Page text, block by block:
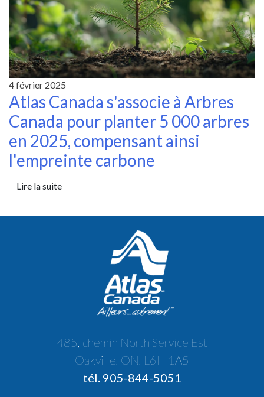
4 février 2025
Atlas Canada s'associe à Arbres
Canada pour planter 5 000 arbres
en 2025, compensant ainsi
l'empreinte carbone
Lire la suite
485, chemin North Service Est
Oakville, ON, L6H 1A5
tél. 905-844-5051